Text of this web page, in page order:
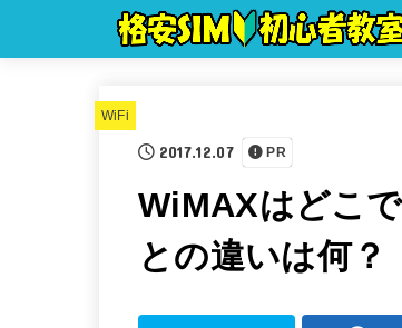
WiFi
2017.12.07 PR
WiMAXはどこ
との違いは何？